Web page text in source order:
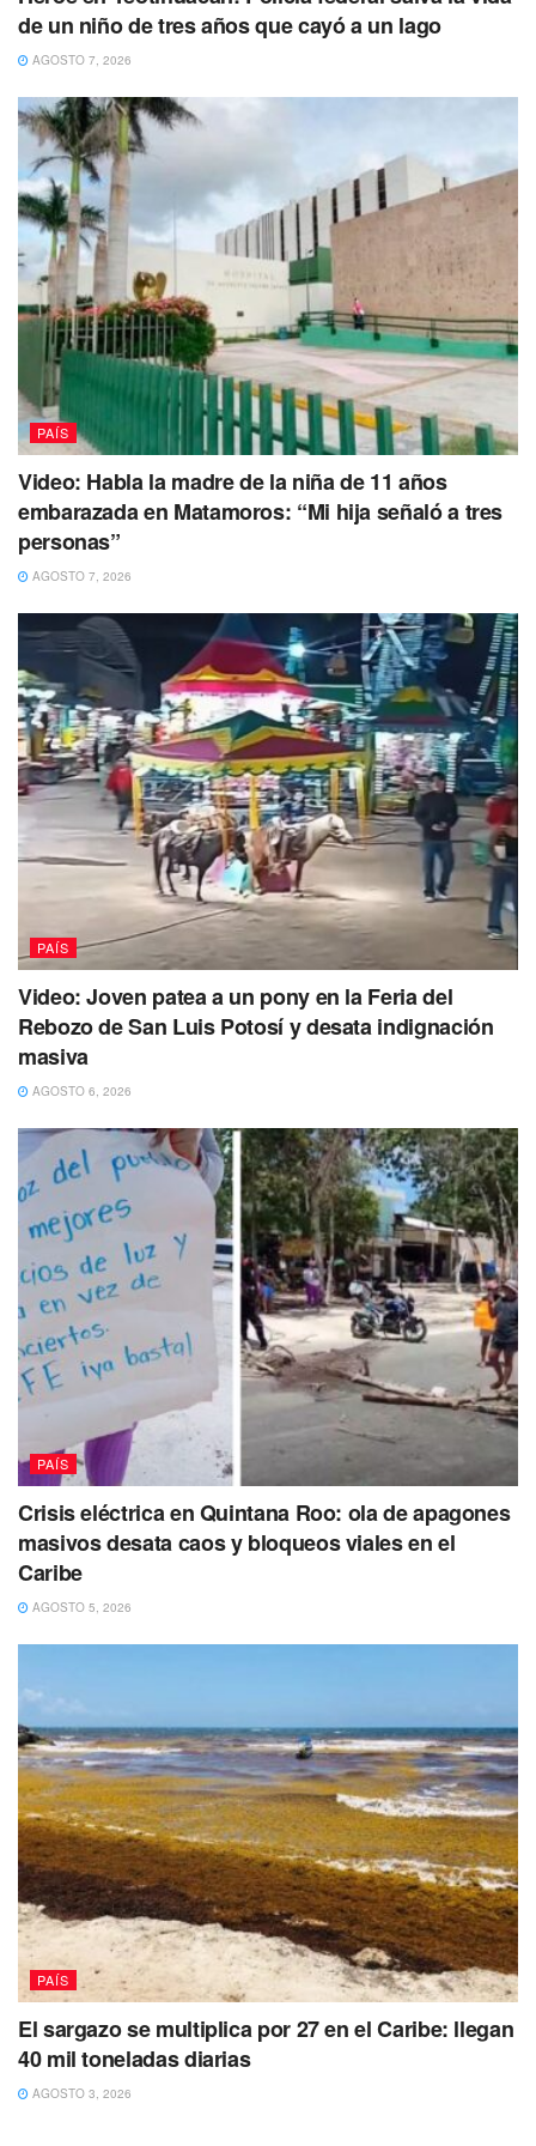
de un niño de tres años que cayó a un lago
AGOSTO 7, 2026
PAÍS
Video: Habla la madre de la niña de 11 años
embarazada en Matamoros: “Mi hija señaló a tres
personas”
AGOSTO 7, 2026
PAÍS
Video: Joven patea a un pony en la Feria del
Rebozo de San Luis Potosí y desata indignación
masiva
AGOSTO 6, 2026
PAÍS
Crisis eléctrica en Quintana Roo: ola de apagones
masivos desata caos y bloqueos viales en el
Caribe
AGOSTO 5, 2026
PAÍS
El sargazo se multiplica por 27 en el Caribe: llegan
40 mil toneladas diarias
AGOSTO 3, 2026